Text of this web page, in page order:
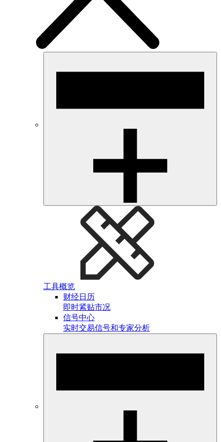
工具概览
财经日历
即时紧贴市况
信号中心
实时交易信号和专家分析